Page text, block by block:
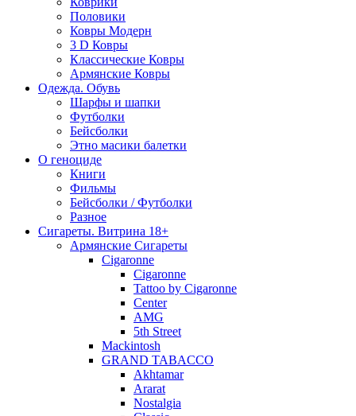
Половики
Ковры Модерн
3 D Ковры
Классические Ковры
Армянские Ковры
Одежда. Обувь
Шарфы и шапки
Футболки
Бейсболки
Этно масики балетки
О геноциде
Книги
Фильмы
Бейсболки / Футболки
Разное
Сигареты. Витрина 18+
Армянские Сигареты
Cigaronne
Cigaronne
Tattoo by Cigaronne
Center
AMG
5th Street
Mackintosh
GRAND TABACCO
Akhtamar
Ararat
Nostalgia